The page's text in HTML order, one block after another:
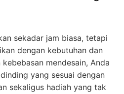
sekadar jam biasa, tetapi
dengan kebutuhan dan
mendesain, Anda
yang sesuai dengan
sekaligus hadiah yang tak